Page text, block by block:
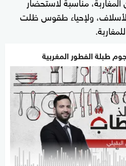
الأسلاف، ولإحياء طقوس ظلت
طبلة الفطور المغربية